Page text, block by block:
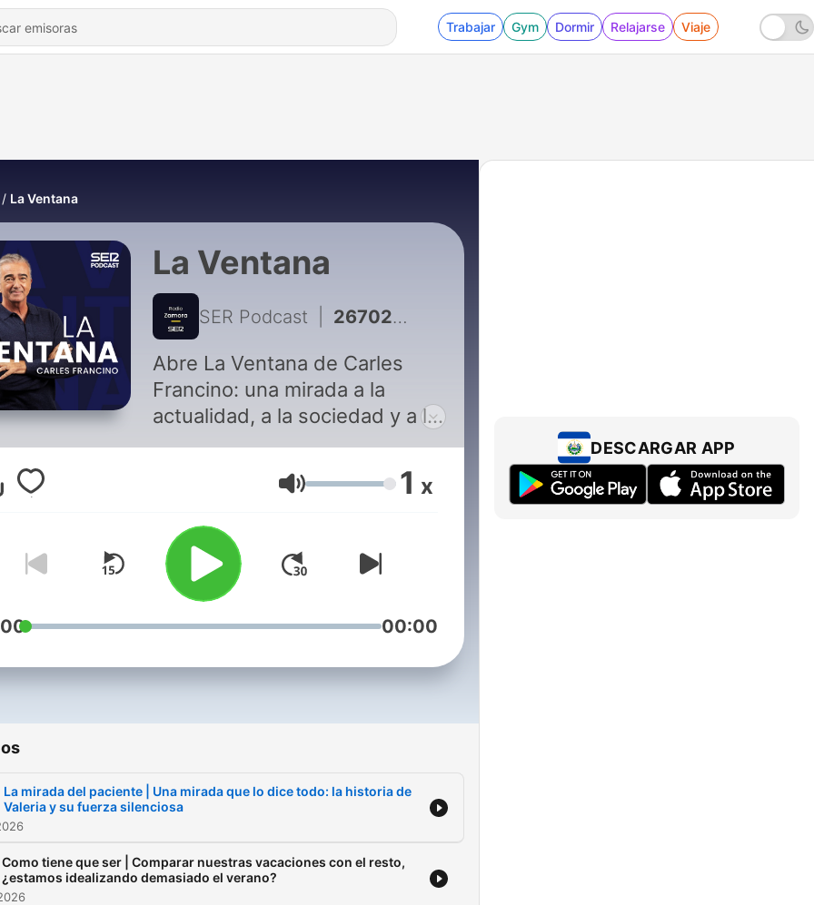
Trabajar Gym Dormir Relajarse Viaje
La Ventana
La Ventana
SER Podcast 26702 - La mirada del paciente | Una mirada que lo dice todo: la historia de Valeria y su fuerza silenciosa
Abre La Ventana de Carles
Francino: una mirada a la
actualidad, a la sociedad y a la
cultura cargada de empatía y
humanidad. Con el repaso
político más agudo y creativo
de las ondas: TodoPorLaRadio.
Con Toni Martínez, Isaías
Lafuente, Nieves Concostrina,
Benjamín Prado, Monserrat
Domínguez y muchos más En
16:00 y a cualquier hora si te
Volumen 1 x
00:00
La mirada del paciente | Una mirada que lo dice todo: la historia de
Valeria y su fuerza silenciosa
Como tiene que ser | Comparar nuestras vacaciones con el resto,
¿estamos idealizando demasiado el verano?
DESCARGAR APP